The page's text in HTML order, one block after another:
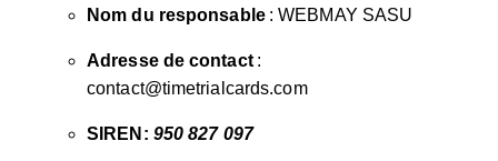
Nom du responsable: WEBMAY SASU
Adresse de contact:
contact@timetrialcards.com
SIREN: 950 827 097